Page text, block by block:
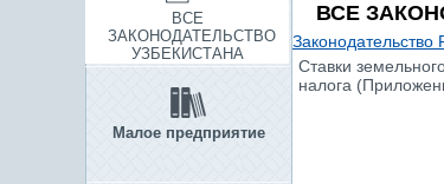
ВСЕ
ЗАКОНОДАТЕЛЬСТВО
УЗБЕКИСТАНА
Малое предприятие
ВСЕ
Законодательство
Ставки
налога